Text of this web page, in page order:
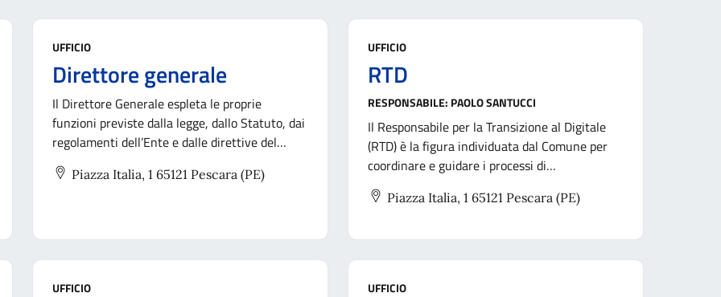
UFFICIO
Direttore generale
Il Direttore Generale espleta le proprie
funzioni previste dalla legge, dallo Statuto, dai
regolamenti dell’Ente e dalle direttive del
Sindaco.
Piazza Italia, 1 65121 Pescara (PE)
UFFICIO
RTD
RESPONSABILE: PAOLO SANTUCCI
Il Responsabile per la Transizione al Digitale
(RTD) è la figura individuata dal Comune per
coordinare e guidare i processi di
digitalizzazione dell’ente, in attuazione delle
disposizioni del Codice dell’Amministrazione
Piazza Italia, 1 65121 Pescara (PE)
UFFICIO UFFICIO